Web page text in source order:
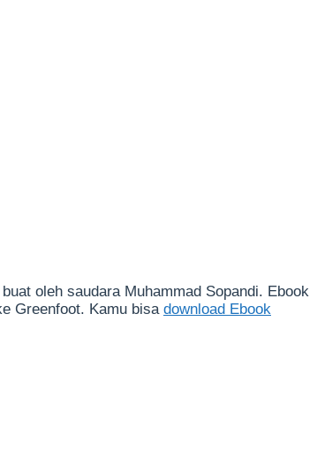
oleh saudara Muhammad Sopandi. Ebook
Greenfoot. Kamu bisa download Ebook